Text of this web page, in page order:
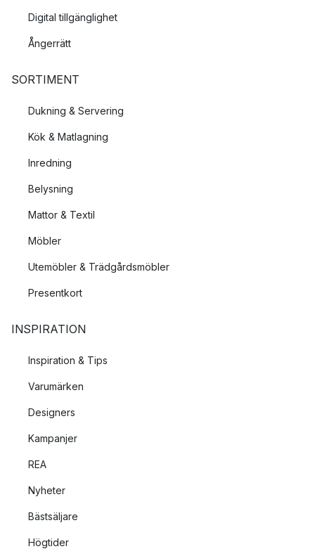
Digital tillgänglighet
Ångerrätt
SORTIMENT
Dukning & Servering
Kök & Matlagning
Inredning
Belysning
Mattor & Textil
Möbler
Utemöbler & Trädgårdsmöbler
Presentkort
INSPIRATION
Inspiration & Tips
Varumärken
Designers
Kampanjer
REA
Nyheter
Bästsäljare
Högtider